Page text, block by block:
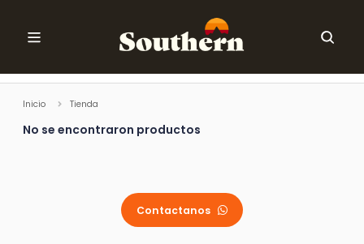
Inicio Tienda
No se encontraron productos
Contactanos